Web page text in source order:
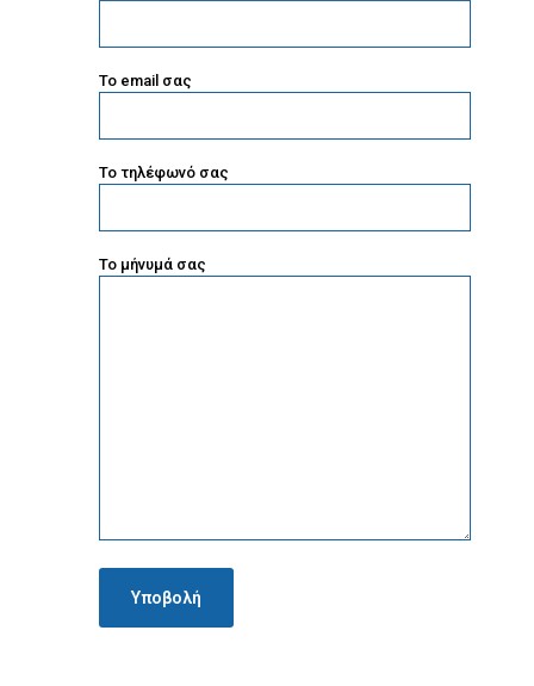
Το email σας
To τηλέφωνό σας
Το μήνυμά σας